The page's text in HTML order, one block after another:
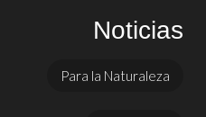
Noticias
Para la Naturaleza